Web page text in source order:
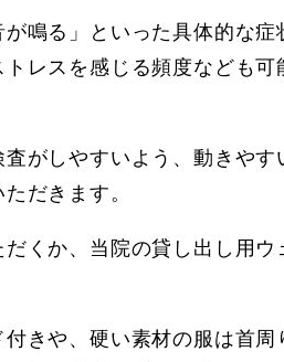
が鳴る」といった具体的な症
レスを感じる頻度なども可
がしやすいよう、動きやす
だきます。
くか、当院の貸し出し用ウ
きや、硬い素材の服は首周